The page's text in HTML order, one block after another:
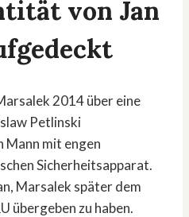
von Jan
2014 über eine
Petlinski
Mann mit engen
Sicherheitsapparat.
Marsalek später dem
übergeben zu haben.